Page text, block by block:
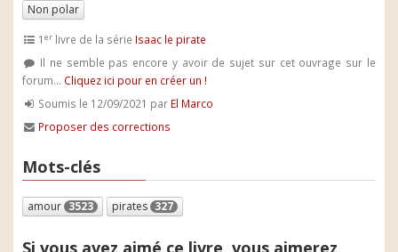
Non polar
1er livre de la série Isaac le pirate
Il ne semble pas encore y avoir de sujet sur cet ouvrage sur le
forum... Cliquez ici pour en créer un !
Soumis le 12/09/2021 par El Marco
Proposer des corrections
Mots-clés
amour 3523 pirates 327
Si vous avez aimé ce livre, vous aimerez